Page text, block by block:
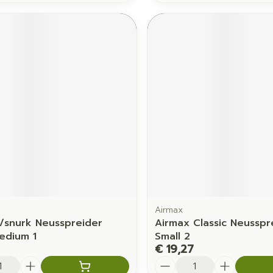
Neusspreider
1
Airmax
Airmax Classic
Small 2
€ 19,27